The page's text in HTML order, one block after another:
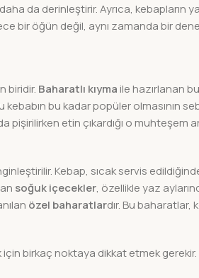
da derinleştirir. Ayrıca, kebapların
bir öğün değil, aynı zamanda bir
biridir. Baharatlı kıyma ile hazırlanan
bu kadar popüler olmasının
pişirilirken etin çıkardığı o muhteşem
Kebap, sıcak servis
soğuk içecekler, özellikle yaz
özel baharatlardır. Bu baharatlar,
birkaç noktaya dikkat etmek